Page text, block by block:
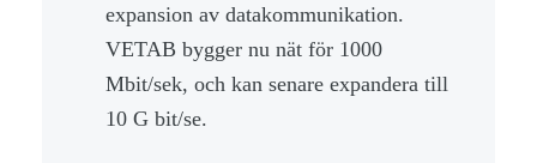
expansion av datakommunikation.
VETAB bygger nu nät för 1000
Mbit/sek, och kan senare expandera till
10 G bit/se.